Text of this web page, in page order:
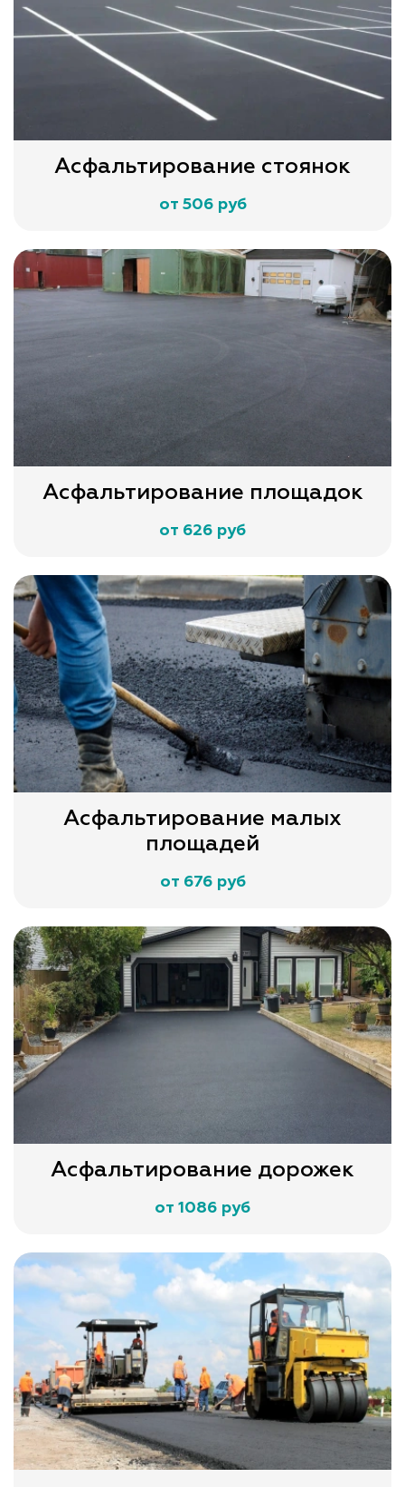
Асфальтирование стоянок
от 506 руб
Асфальтирование площадок
от 626 руб
Асфальтирование малых
площадей
от 676 руб
Асфальтирование дорожек
от 1086 руб